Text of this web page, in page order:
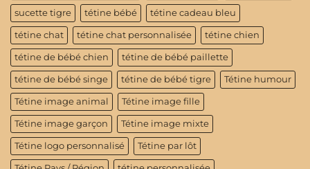
sucette tigre tétine bébé tétine cadeau bleu
tétine chat tétine chat personnalisée tétine chien
tétine de bébé chien tétine de bébé paillette
tétine de bébé singe tétine de bébé tigre Tétine humour
Tétine image animal Tétine image fille
Tétine image garçon Tétine image mixte
Tétine logo personnalisé Tétine par lôt